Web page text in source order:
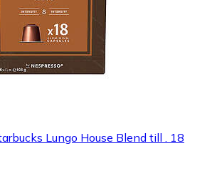
Lungo House Blend till . 18